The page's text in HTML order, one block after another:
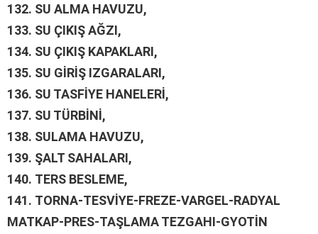
132. SU ALMA HAVUZU,
133. SU ÇIKIŞ AĞZI,
134. SU ÇIKIŞ KAPAKLARI,
135. SU GİRİŞ IZGARALARI,
136. SU TASFİYE HANELERİ,
137. SU TÜRBİNİ,
138. SULAMA HAVUZU,
139. ŞALT SAHALARI,
140. TERS BESLEME,
141. TORNA-TESVİYE-FREZE-VARGEL-RADYAL
MATKAP-PRES-TAŞLAMA TEZGAHI-GYOTİN